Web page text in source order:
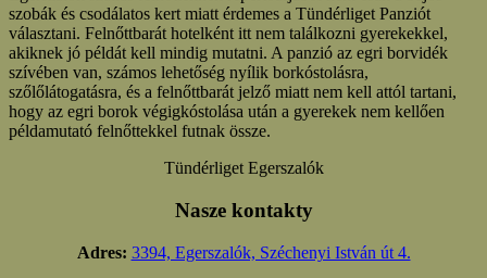
szobák és csodálatos kert miatt érdemes a Tündérliget Panziót
választani. Felnőttbarát hotelként itt nem találkozni gyerekekkel,
akiknek jó példát kell mindig mutatni. A panzió az egri borvidék
szívében van, számos lehetőség nyílik borkóstolásra,
szőlőlátogatásra, és a felnőttbarát jelző miatt nem kell attól tartani,
hogy az egri borok végigkóstolása után a gyerekek nem kellően
példamutató felnőttekkel futnak össze.
Tündérliget Egerszalók
Nasze kontakty
Adres: 3394, Egerszalók, Széchenyi István út 4.